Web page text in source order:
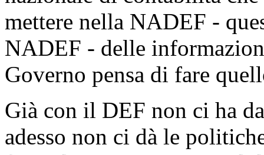
mettere nella NADEF -
NADEF - delle
Governo pensa di fare
Già con il DEF non ci ha
adesso non ci dà le